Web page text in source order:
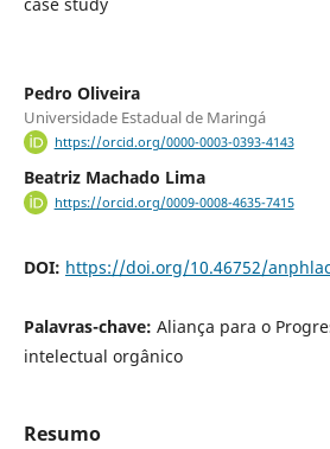
Pedro Oliveira
Universidade Estadual de Maringá
https://orcid.org/0000-0003-0393-4143
Beatriz Machado Lima
https://orcid.org/0009-0008-4635-7415
DOI: https://doi.org/10.46752/
Palavras-chave: Aliança para o
intelectual orgânico
Resumo